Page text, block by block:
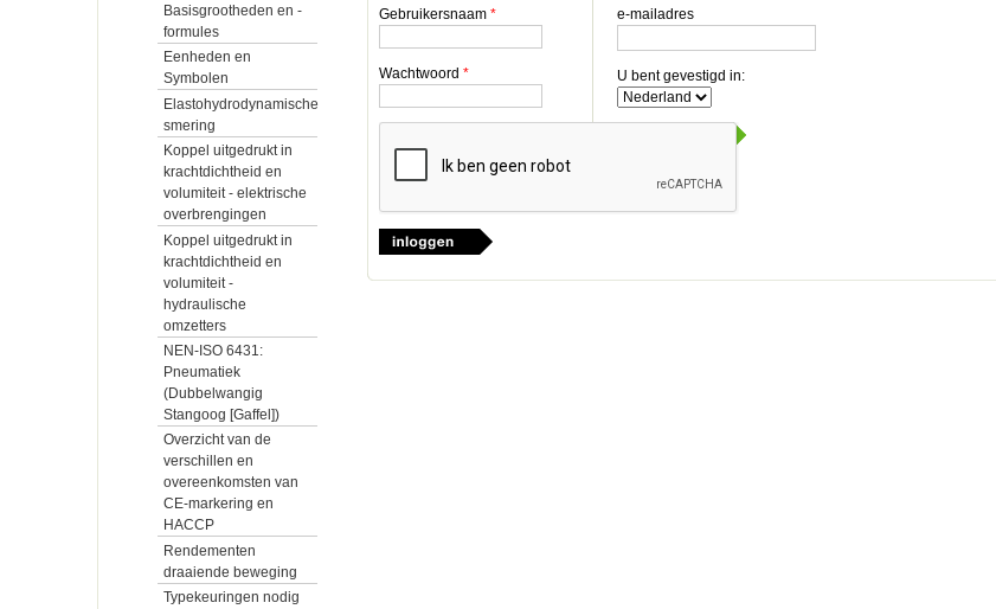
Basisgrootheden en -
formules
Eenheden en
Symbolen
Elastohydrodynamische
smering
Koppel uitgedrukt in
krachtdichtheid en
volumiteit - elektrische
overbrengingen
Koppel uitgedrukt in
krachtdichtheid en
volumiteit -
hydraulische
omzetters
NEN-ISO 6431:
Pneumatiek
(Dubbelwangig
Stangoog [Gaffel])
Overzicht van de
verschillen en
overeenkomsten van
CE-markering en
HACCP
Rendementen
draaiende beweging
Typekeuringen nodig
Gebruikersnaam *
Wachtwoord *
e-mailadres
U bent gevestigd in: